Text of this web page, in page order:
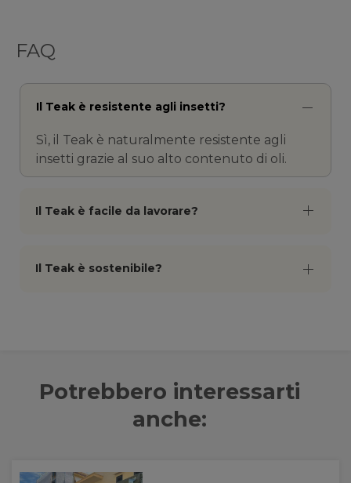
FAQ
Il Teak è resistente agli insetti?
Sì, il Teak è naturalmente resistente agli
insetti grazie al suo alto contenuto di oli.
Il Teak è facile da lavorare?
Il Teak è sostenibile?
Potrebbero interessarti
anche: